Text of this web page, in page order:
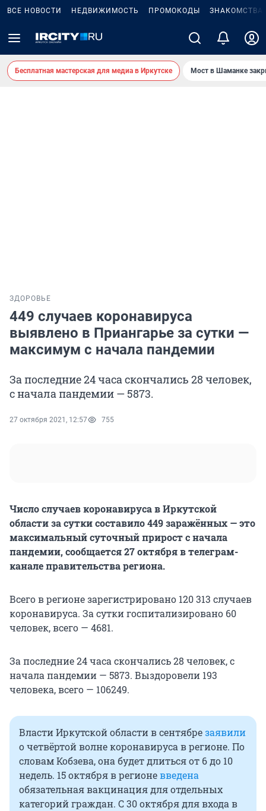
ВСЕ НОВОСТИ НЕДВИЖИМОСТЬ ПРОМОКОДЫ ЗНАКОМСТВА
Бесплатная мастерская для медиа в Иркутске Мост в Шаманке
ЗДОРОВЬЕ
449 случаев коронавируса
выявлено в Приангарье за сутки —
максимум с начала пандемии
За последние 24 часа скончались 28 человек,
с начала пандемии — 5873.
27 октября 2021, 12:57 755
Число случаев коронавируса в Иркутской
области за сутки составило 449 заражённых — это
максимальный суточный прирост с начала
пандемии, сообщается 27 октября в телеграм-
канале правительства региона.
Всего в регионе зарегистрировано 120 313 случаев
коронавируса. За сутки госпитализировано 60
человек, всего — 4681.
За последние 24 часа скончались 28 человек, с
начала пандемии — 5873. Выздоровели 193
человека, всего — 106249.
Власти Иркутской области в сентябрезаявили
о четвёртой волне коронавируса в регионе. По
словам Кобзева, она будет длиться от 6 до 10
недель. 15 октября в регионевведена
обязательная вакцинация для отдельных
категорий граждан. С 30 октября для входа в